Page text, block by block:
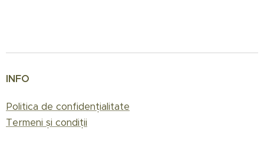
INFO
Politica de confidențialitate
Termeni și condiții